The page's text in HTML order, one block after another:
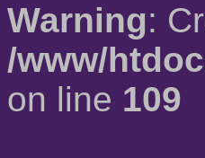
Warning:
/www/
on line 109